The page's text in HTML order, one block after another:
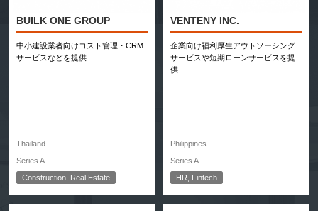
BUILK ONE GROUP
中小建設業者向けコスト管理・CRM
サービスなどを提供
Thailand
Series A
Construction, Real Estate
VENTENY INC.
企業向け福利厚生アウトソーシング
サービスや短期ローンサービスを提
供
Philippines
Series A
HR, Fintech